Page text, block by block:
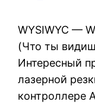
WYSIWYC —
(Что ты
Интересный
лазерной
контроллере